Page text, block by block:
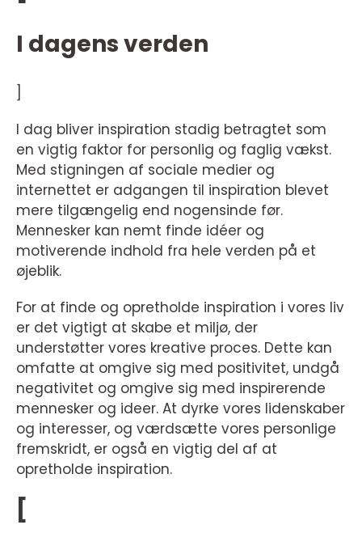
I dagens verden
I dag bliver inspiration stadig betragtet som
en vigtig faktor for personlig og faglig vækst.
Med stigningen af sociale medier og
internettet er adgangen til inspiration blevet
mere tilgængelig end nogensinde før.
Mennesker kan nemt finde idéer og
motiverende indhold fra hele verden på et
øjeblik.
For at finde og opretholde inspiration i vores liv
er det vigtigt at skabe et miljø, der
understøtter vores kreative proces. Dette kan
omfatte at omgive sig med positivitet, undgå
negativitet og omgive sig med inspirerende
mennesker og ideer. At dyrke vores lidenskaber
og interesser, og værdsætte vores personlige
fremskridt, er også en vigtig del af at
opretholde inspiration.
[